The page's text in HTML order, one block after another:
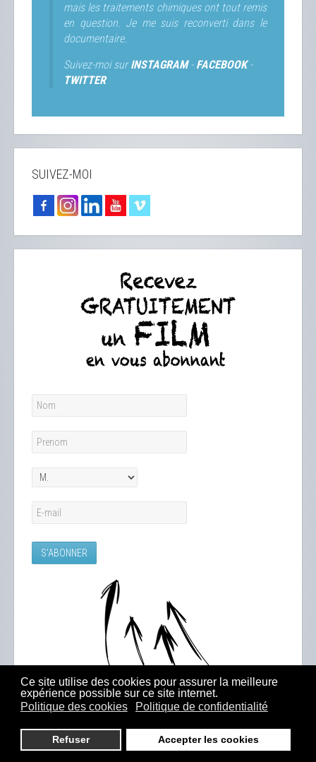
Ce site utilise des cookies pour assurer la meilleure
expérience possible sur ce site internet.
Politique des cookies
Politique de confidentialité
Refuser Accepter les cookies
mais les traitements chimiques ont tout remis
en question. Je me suis reconverti dans le
documentaire.
Suivez-moi surINSTAGRAM- FACEBOOK-
TWITTER
SUIVEZ-MOI